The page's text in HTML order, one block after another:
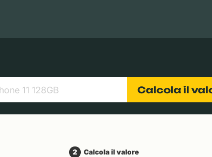
Calcola il
2 Calcola il valore